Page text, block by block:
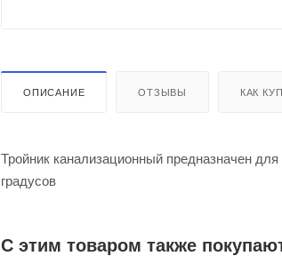
ОПИСАНИЕ ОТЗЫВЫ КАК
Тройник канализационный предназначен
градусов
С этим товаром также